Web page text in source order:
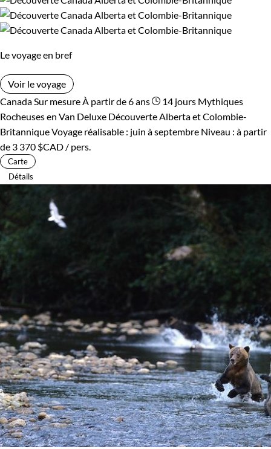
grillé fraîchement pêché dans le torrent voisin.
Montreal/Vancouver
Guide de voyage Canada
Âge des enfants
Les 2/5 ans Les 6/9 ans
Les 10/13 ans
Bivouac, sous tente Refuge, gîte, dortoir
Standard
Itinérance
Semi-itinérant
Environnement
Bord de mer et îles Forêts, collines, rivières et lacs
Montagne Neige
Le voyage en bref
Voir le voyage
Canada Sur mesure À partir de 6 ans 14 jours Mythiques
Rocheuses en Van Deluxe Découverte Alberta et Colombie-
BritanniqueVoyage réalisable : juin à septembre Niveau : à partir
de 3 370 $CAD / pers.
Carte
Détails